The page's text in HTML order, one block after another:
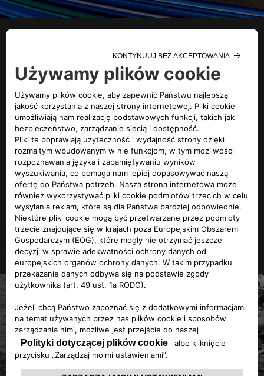
SPOD ZNAKU
SKORPIONA
Abarth to wytwór wyobraźni i odwagi Carla Abartha. Nasza
historia jest pełna rekordów i innowacji. To historia
człowieka i jego specjalnych samochodów – tych samych,
które odcisnęły swój ślad na włoskiej i międzynarodowej
motoryzacji.
Sukces i motoryzacyjna wielkość Carla Abartha były
przesądzone już w dniu jego urodzin – 15 listopada 1908
roku pod znakiem Skorpiona.
SPRAWDŹ